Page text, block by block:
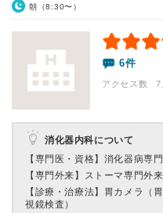
朝（8:30〜）
6件
アクセス数 7
消化器内科について
【専門医・資格】 消化器病専
【専門外来】 ストーマ専門外来
【診療・治療法】 胃カメラ（
視鏡検査）